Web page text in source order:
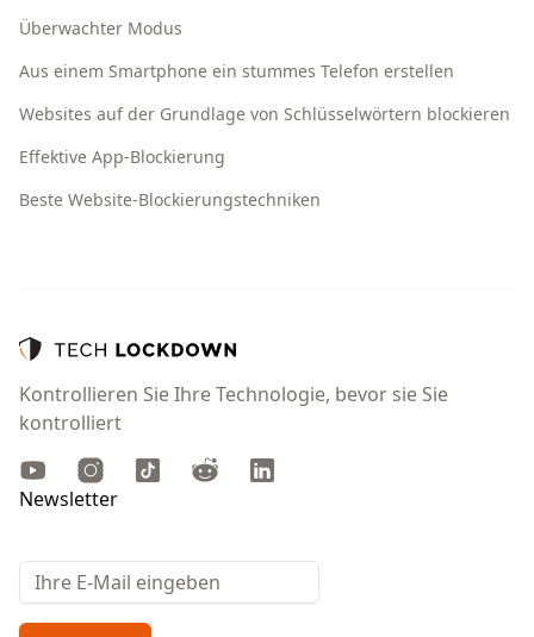
Überwachter Modus
Aus einem Smartphone ein stummes Telefon erstellen
Websites auf der Grundlage von Schlüsselwörtern blockieren
Effektive App-Blockierung
Beste Website-Blockierungstechniken
Kontrollieren Sie Ihre Technologie, bevor sie Sie
kontrolliert
YoutubeInstagramTikTok Reddit
LinkedIn
Newsletter
Email address